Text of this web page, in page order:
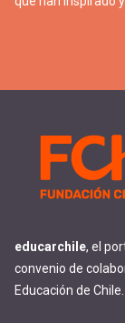
educarchile, el
convenio de
Educación de Chile.